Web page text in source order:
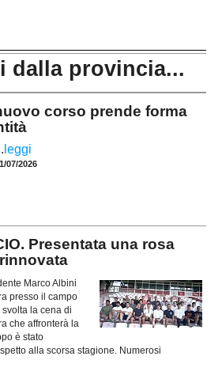
dalla provincia...
corso prende forma
leggi
07/2026
Presentata una rosa
Marco Albini
presso il campo
svolta la cena di
che affronterà la
è stato
alla scorsa stagione. Numerosi